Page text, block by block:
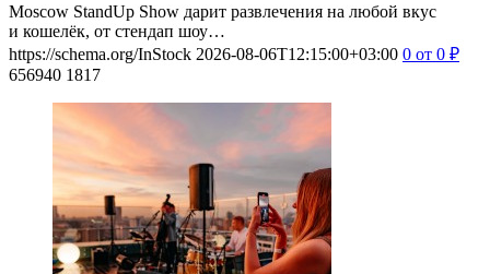
Moscow StandUp Show дарит развлечения на любой вкус
и кошелёк, от стендап шоу…
https://schema.org/InStock 2026-08-06T12:15:00+03:00 0 от 0 ₽
656940 1817